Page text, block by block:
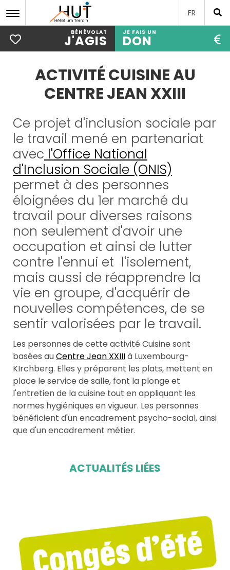
Aller
FR
BÉNÉVOLAT
J'AGIS
JE FAIS UN
DON
ACTIVITÉ CUISINE AU
CENTRE JEAN XXIII
Ce projet d'inclusion sociale par
le travail mené en partenariat
avec l'Office National
d'Inclusion Sociale (ONIS)
permet à des personnes
éloignées du 1er marché du
travail pour diverses raisons
non seulement d'avoir une
occupation et ainsi de lutter
contre l'ennui et l'isolement,
mais aussi de réapprendre la
vie en groupe, d'acquérir de
nouvelles compétences, de se
sentir valorisées par le travail.
Les personnes de cette activité Cuisine sont
basées auCentre Jean XXIIIà Luxembourg-
KIrchberg. Elles y préparent les plats, mettent en
place le service de salle, font la plonge et
l'entretien de la cuisine tout en appliquant les
normes hygiéniques en vigueur. Les personnes
bénéficient d'un encadrement psycho-social, ainsi
que d'un encadrement métier.
ACTUALITÉS LIÉES